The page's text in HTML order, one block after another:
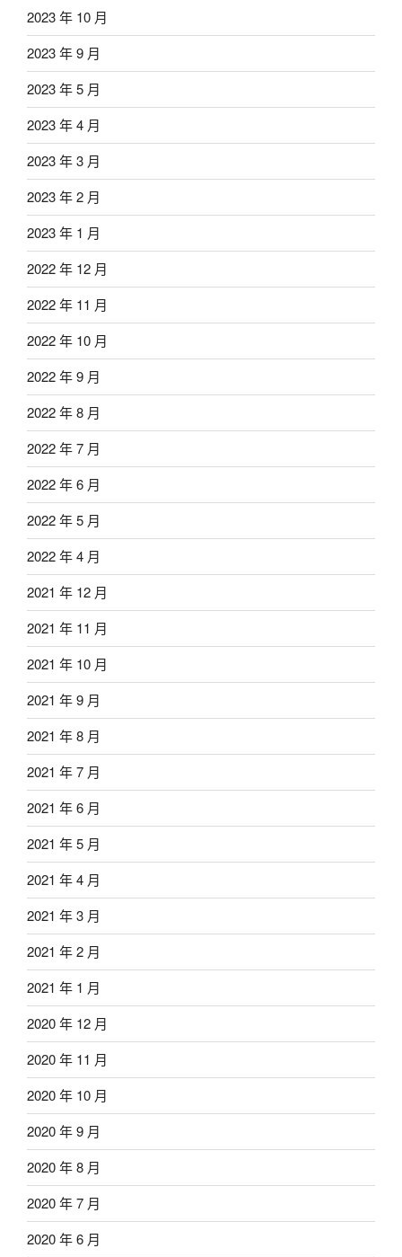
2023 年 10 月
2023 年 9 月
2023 年 5 月
2023 年 4 月
2023 年 3 月
2023 年 2 月
2023 年 1 月
2022 年 12 月
2022 年 11 月
2022 年 10 月
2022 年 9 月
2022 年 8 月
2022 年 7 月
2022 年 6 月
2022 年 5 月
2022 年 4 月
2021 年 12 月
2021 年 11 月
2021 年 10 月
2021 年 9 月
2021 年 8 月
2021 年 7 月
2021 年 6 月
2021 年 5 月
2021 年 4 月
2021 年 3 月
2021 年 2 月
2021 年 1 月
2020 年 12 月
2020 年 11 月
2020 年 10 月
2020 年 9 月
2020 年 8 月
2020 年 7 月
2020 年 6 月